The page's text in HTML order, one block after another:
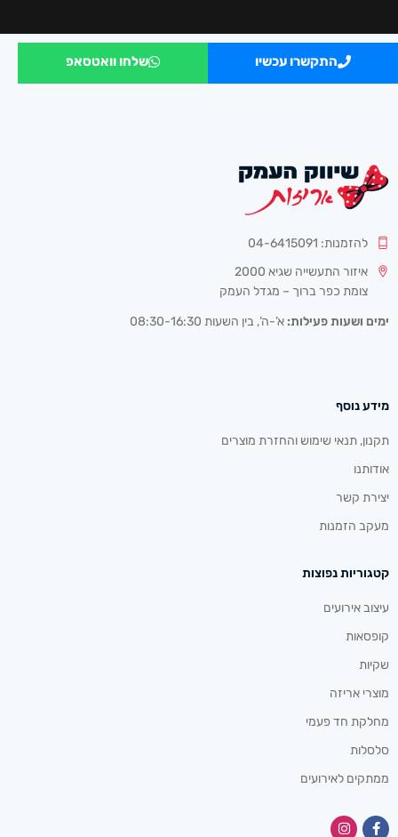
התקשרו עכשיו שלחו וואטסאפ
להזמנות: 04-6415091
איזור התעשייה שגיא 2000
צומת כפר ברוך – מגדל העמק
ימים ושעות פעילות: א’-ה’, בין השעות 08:30-16:30
מידע נוסף
תקנון, תנאי שימוש והחזרת מוצרים
אודותנו
יצירת קשר
מעקב הזמנות
קטגוריות נפוצות
עיצוב אירועים
קופסאות
שקיות
מוצרי אריזה
מחלקת חד פעמי
סלסלות
ממתקים לאירועים